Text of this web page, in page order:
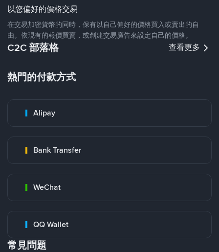
以您偏好的價格交易
在交易加密貨幣的同時，保有以自己偏好的價格買入或賣出的自
由。依現有的報價買賣，或創建交易廣告來設定自己的價格。
C2C 部落格 查看更多
熱門的付款方式
Alipay
Bank Transfer
WeChat
QQ Wallet
常見問題